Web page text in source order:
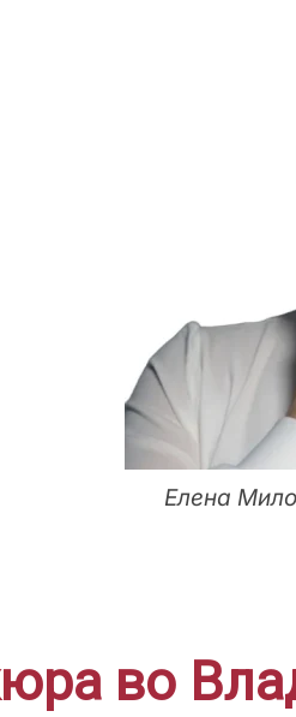
Елена
во